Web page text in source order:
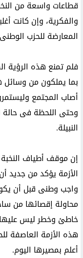
قطاعات واسعة من
والفكرية، وإن كانت
المعارضة للحزب
فلم تمنع هذه الرؤية
بما يملكون من وسائل
أصاب المجتمع
وحتى اللحظة فى
النبيلة.
إن موقف أطياف
الأزمة يؤكد من جديد
واجب وطنى قبل أن
محاولة إقصائها من
خاطئ وخطر ليس عليها
هذه الأزمة العاصفة
أعلم بمصيرها اليوم.